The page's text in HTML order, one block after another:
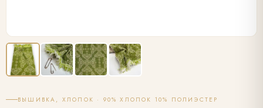
ВЫШИВКА, ХЛОПОК · 90% ХЛОПОК 10% ПОЛИЭСТЕР